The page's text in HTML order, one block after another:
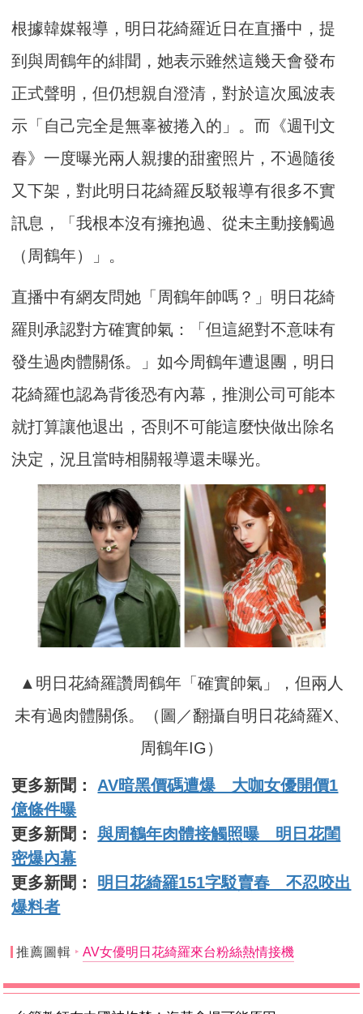
根據韓媒報導，明日花綺羅近日在直播中，提
到與周鶴年的緋聞，她表示雖然這幾天會發布
正式聲明，但仍想親自澄清，對於這次風波表
示「自己完全是無辜被捲入的」。而《週刊文
春》一度曝光兩人親摟的甜蜜照片，不過隨後
又下架，對此明日花綺羅反駁報導有很多不實
訊息，「我根本沒有擁抱過、從未主動接觸過
（周鶴年）」。
直播中有網友問她「周鶴年帥嗎？」明日花綺
羅則承認對方確實帥氣：「但這絕對不意味有
發生過肉體關係。」如今周鶴年遭退團，明日
花綺羅也認為背後恐有內幕，推測公司可能本
就打算讓他退出，否則不可能這麼快做出除名
決定，況且當時相關報導還未曝光。
▲明日花綺羅讚周鶴年「確實帥氣」，但兩人
未有過肉體關係。（圖／翻攝自明日花綺羅X、
周鶴年IG）
更多新聞： AV暗黑價碼遭爆 大咖女優開價1
億條件曝
更多新聞：與周鶴年肉體接觸照曝 明日花閨
密爆內幕
更多新聞： 明日花綺羅151字駁賣春 不忍咬出
爆料者
推薦圖輯 AV女優明日花綺羅來台粉絲熱情接機